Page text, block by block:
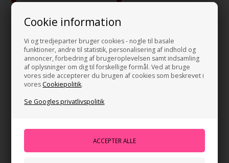
Cookie information
Vi og tredjeparter bruger cookies - nogle til basale
funktioner, andre til statistik, personalisering af indhold og
annoncer, forbedring af brugeroplevelsen samt indsamling
af oplysninger om dig til forskellige formål. Ved at bruge
vores side accepterer du brugen af cookies som beskrevet i
vores Cookiepolitik.
Se Googles privatlivspolitik
dages levering
METZ TT
dages levering
OLIMPIA UNIA GRUDZIADZ